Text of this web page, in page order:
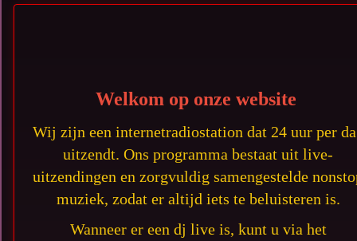
Welkom op onze website
Wij zijn een internetradiostation dat 24 uur per
uitzendt. Ons programma bestaat uit live-
uitzendingen en zorgvuldig samengestelde
muziek, zodat er altijd iets te beluisteren is.
Wanneer er een dj live is, kunt u via het